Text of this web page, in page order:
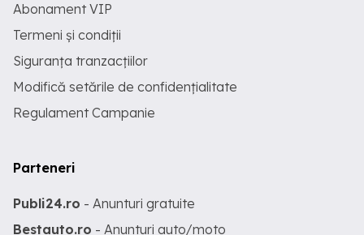
Abonament VIP
Termeni și condiții
Siguranța tranzacțiilor
Modifică setările de confidențialitate
Regulament Campanie
Parteneri
Publi24.ro - Anunturi gratuite
Bestauto.ro - Anunturi auto/moto